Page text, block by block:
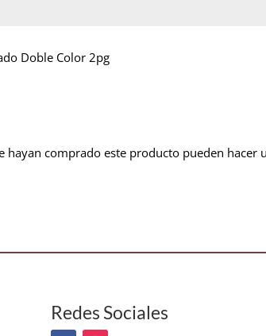
Doble Color 2pg
hayan comprado este producto pueden hacer
Redes Sociales